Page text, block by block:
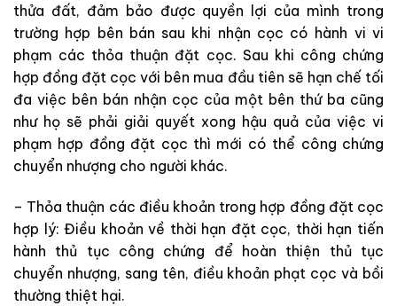
thửa đất, đảm bảo được quyền lợi của mình trong
trường hợp bên bán sau khi nhận cọc có hành vi vi
phạm các thỏa thuận đặt cọc. Sau khi công chứng
hợp đồng đặt cọc với bên mua đầu tiên sẽ hạn chế tối
đa việc bên bán nhận cọc của một bên thứ ba cũng
như họ sẽ phải giải quyết xong hậu quả của việc vi
phạm hợp đồng đặt cọc thì mới có thể công chứng
chuyển nhượng cho người khác.
– Thỏa thuận các điều khoản trong hợp đồng đặt cọc
hợp lý: Điều khoản về thời hạn đặt cọc, thời hạn tiến
hành thủ tục công chứng để hoàn thiện thủ tục
chuyển nhượng, sang tên, điều khoản phạt cọc và bồi
thường thiệt hại.